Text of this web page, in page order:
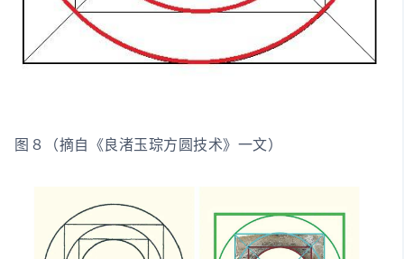
图８（摘自《良渚玉琮方圆技术》一文）